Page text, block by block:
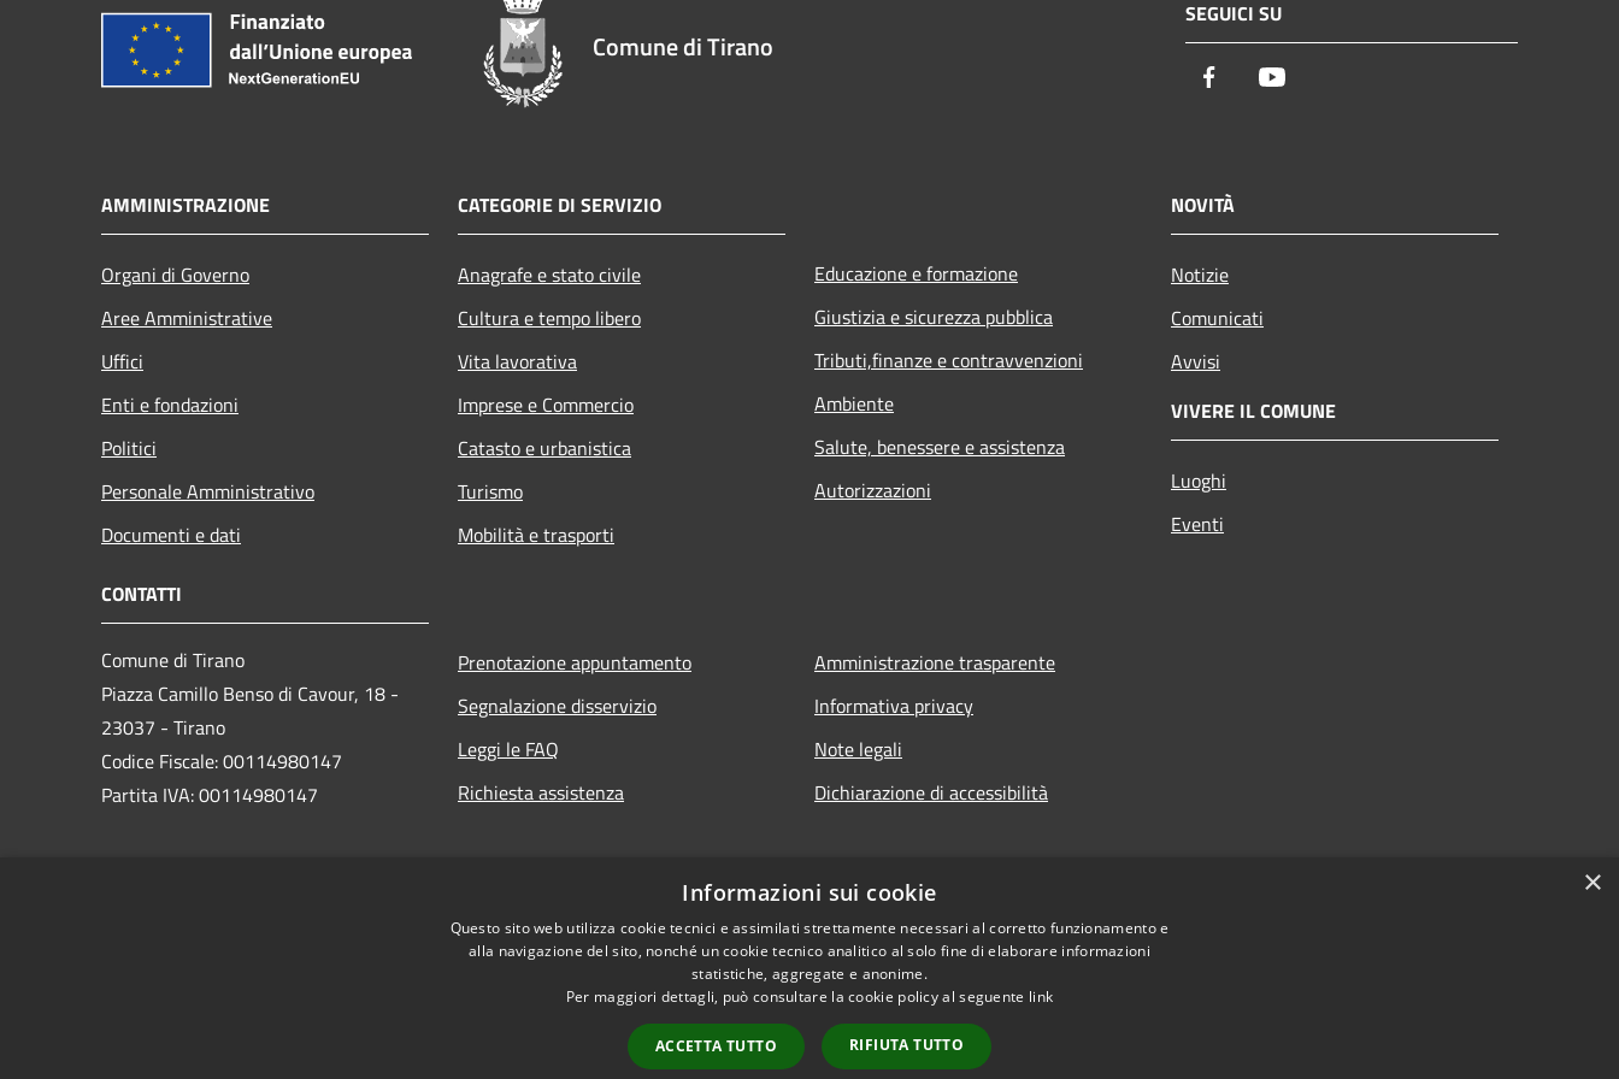
Comune di Tirano
SEGUICI SU
Facebook
AMMINISTRAZIONE
Organi di Governo
Aree Amministrative
Uffici
Enti e fondazioni
Politici
Personale Amministrativo
Documenti e dati
CATEGORIE DI SERVIZIO
Anagrafe e stato civile
Cultura e tempo libero
Vita lavorativa
Imprese e Commercio
Catasto e urbanistica
Turismo
Mobilità e trasporti
Educazione e formazione
Giustizia e sicurezza pubblica
Tributi,finanze e contravvenzioni
Ambiente
Salute, benessere e assistenza
Autorizzazioni
NOVITÀ
Notizie
Comunicati
Avvisi
VIVERE IL COMUNE
Luoghi
Eventi
CONTATTI
Comune di Tirano
Piazza Camillo Benso di Cavour, 18 -
23037 - Tirano
Codice Fiscale: 00114980147
Partita IVA: 00114980147
Prenotazione appuntamento
Segnalazione disservizio
Leggi le FAQ
Richiesta assistenza
Amministrazione trasparente
Informativa privacy
Note legali
Dichiarazione di accessibilità
×
Informazioni sui cookie
Questo sito web utilizza cookie tecnici e assimilati strettamente necessari al corretto funzionamento e
alla navigazione del sito, nonché un cookie tecnico analitico al solo fine di elaborare informazioni
statistiche, aggregate e anonime.
Per maggiori dettagli, può consultare la cookie policy al seguente link
ACCETTA TUTTO RIFIUTA TUTTO